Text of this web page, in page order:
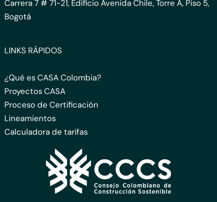
Carrera 7 # 71-21, Edificio Avenida Chile, Torre A, Piso 5,
Bogotá
LINKS RÁPIDOS
¿Qué es CASA Colombia?
Proyectos CASA
Proceso de Certificación
Lineamientos
Calculadora de tarifas